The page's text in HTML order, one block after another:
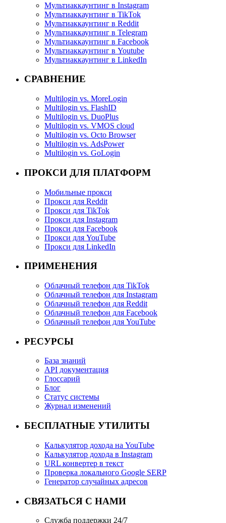
Мультиаккаунтинг в Instagram
Мультиаккаунтинг в TikTok
Мультиаккаунтинг в Reddit
Мультиаккаунтинг в Telegram
Мультиаккаунтинг в Facebook
Мультиаккаунтинг в Youtube
Мультиаккаунтинг в LinkedIn
СРАВНЕНИЕ
Multilogin vs. MoreLogin
Multilogin vs. FlashID
Multilogin vs. DuoPlus
Multilogin vs. VMOS cloud
Multilogin vs. Octo Browser
Multilogin vs. AdsPower
Multilogin vs. GoLogin
ПРОКСИ ДЛЯ ПЛАТФОРМ
Мобильные прокси
Прокси для Reddit
Прокси для TikTok
Прокси для Instagram
Прокси для Facebook
Прокси для YouTube
Прокси для LinkedIn
ПРИМЕНЕНИЯ
Облачный телефон для TikTok
Облачный телефон для Instagram
Облачный телефон для Reddit
Облачный телефон для Facebook
Облачный телефон для YouTube
РЕСУРСЫ
База знаний
API документация
Глоссарий
Блог
Статус системы
Журнал изменений
БЕСПЛАТНЫЕ УТИЛИТЫ
Калькулятор дохода на YouTube
Калькулятор дохода в Instagram
URL конвертер в текст
Проверка локального Google SERP
Генератор случайных адресов
СВЯЗАТЬСЯ С НАМИ
Служба поддержки 24/7